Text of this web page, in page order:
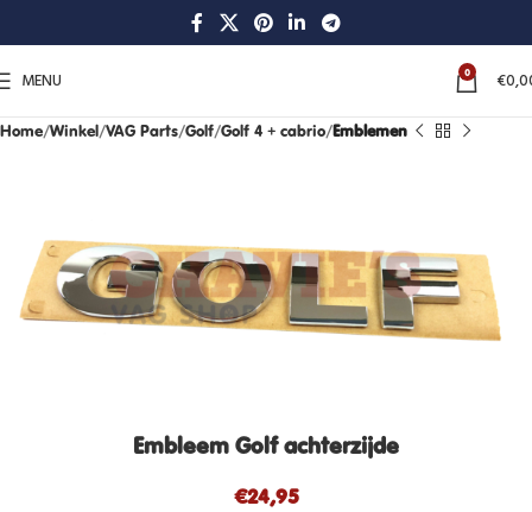
MENU 0 €
Home Winkel VAG Parts Golf Golf 4 + cabrio Emblemen
Embleem Golf achterzijde
€24,95